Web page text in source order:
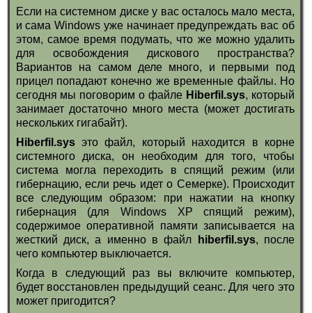
Если на системном диске у вас осталось мало места,
и сама Windows уже начинает предупреждать вас об
этом, самое время подумать, что же можно удалить
для освобождения дискового пространства?
Вариантов на самом деле много, и первыми под
прицел попадают конечно же временные файлы. Но
сегодня мы поговорим о файле Hiberfil.sys, который
занимает достаточно много места (может достигать
нескольких гигабайт).
Hiberfil.sysэто файл, который находится в корне
системного диска, он необходим для того, чтобы
система могла переходить в спящий режим (или
гибернацию, если речь идет о Семерке). Происходит
все следующим образом: при нажатии на кнопку
гибернация (для Windows XP спящий режим),
содержимое оперативной памяти записывается на
жесткий диск, а именно в файл
hiberfil.sys, после
чего компьютер выключается.
Когда в следующий раз вы включите компьютер,
будет восстановлен предыдущий сеанс. Для чего это
может пригодится?